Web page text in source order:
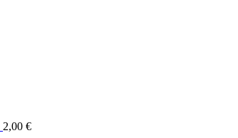
2,00 €